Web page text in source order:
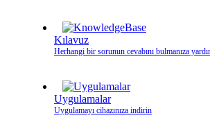
Kılavuz
Herhangi bir sorunun cevabını bulmanıza
Uygulamalar
Uygulamayı cihazınıza indirin